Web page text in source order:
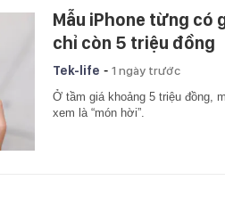
Mẫu iPhone từng có
chỉ còn 5 triệu đồng
Tek-life - 1 ngày trước
Ở tầm giá khoảng 5 triệu đồng,
xem là “món hời”.